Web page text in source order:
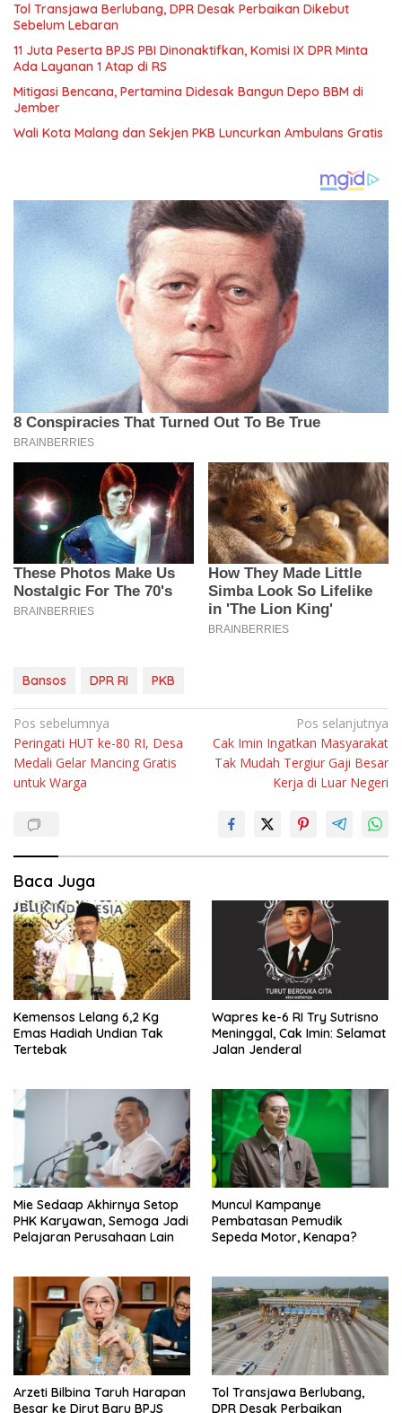
Tol Transjawa Berlubang, DPR Desak Perbaikan Dikebut
Sebelum Lebaran
11 Juta Peserta BPJS PBI Dinonaktifkan, Komisi IX DPR Minta
Ada Layanan 1 Atap di RS
Mitigasi Bencana, Pertamina Didesak Bangun Depo BBM di
Jember
Wali Kota Malang dan Sekjen PKB Luncurkan Ambulans Gratis
Bansos DPR RI PKB
Navigasi
pos
Pos sebelumnya
Peringati HUT ke-80 RI, Desa
Medali Gelar Mancing Gratis
untuk Warga
Pos selanjutnya
Cak Imin Ingatkan Masyarakat
Tak Mudah Tergiur Gaji Besar
Kerja di Luar Negeri
Baca Juga
Kemensos Lelang 6,2 Kg
Emas Hadiah Undian Tak
Tertebak
Wapres ke-6 RI Try Sutrisno
Meninggal, Cak Imin: Selamat
Jalan Jenderal
Mie Sedaap Akhirnya Setop
PHK Karyawan, Semoga Jadi
Pelajaran Perusahaan Lain
Muncul Kampanye
Pembatasan Pemudik
Sepeda Motor, Kenapa?
Arzeti Bilbina Taruh Harapan
Besar ke Dirut Baru BPJS
Tol Transjawa Berlubang,
DPR Desak Perbaikan